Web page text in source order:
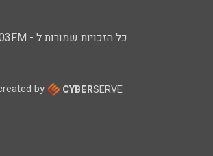
כל הזכויות שמורות ל - 103FM
by CYBERSERVE